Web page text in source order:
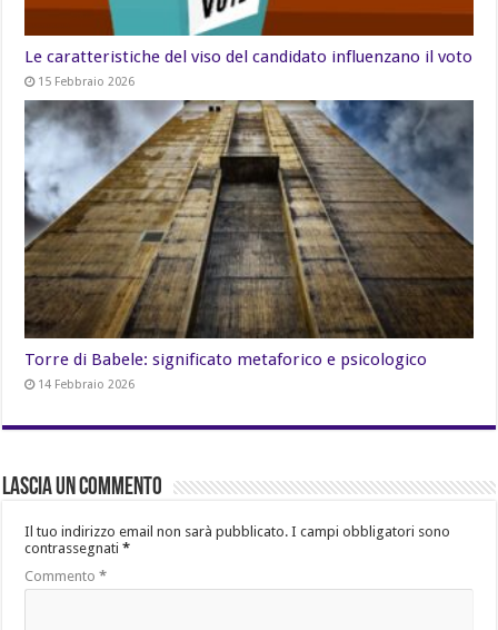
Le caratteristiche del viso del candidato influenzano il voto
15 Febbraio 2026
Torre di Babele: significato metaforico e psicologico
14 Febbraio 2026
Lascia un commento
Il tuo indirizzo email non sarà pubblicato. I campi obbligatori sono
contrassegnati*
Commento*